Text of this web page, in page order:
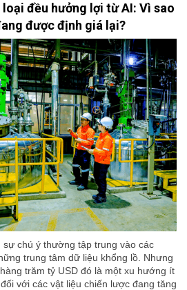
đều hưởng lợi từ AI: Vì sao
được định giá lại?
sự chú ý thường tập trung vào các
trung tâm dữ liệu khổng lồ. Nhưng
trăm tỷ USD đó là một xu hướng ít
với các vật liệu chiến lược đang tăng